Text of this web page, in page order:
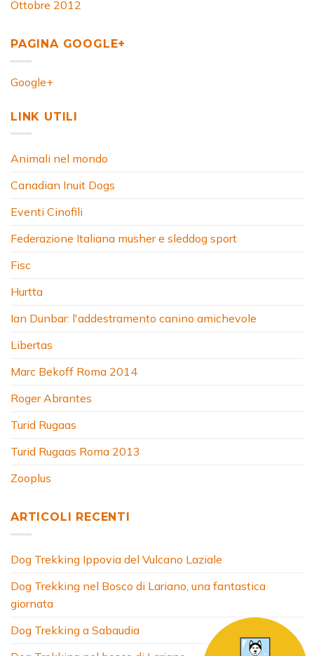
Ottobre 2012
PAGINA GOOGLE+
Google+
LINK UTILI
Animali nel mondo
Canadian Inuit Dogs
Eventi Cinofili
Federazione Italiana musher e sleddog sport
Fisc
Hurtta
Ian Dunbar: l'addestramento canino amichevole
Libertas
Marc Bekoff Roma 2014
Roger Abrantes
Turid Rugaas
Turid Rugaas Roma 2013
Zooplus
ARTICOLI RECENTI
Dog Trekking Ippovia del Vulcano Laziale
Dog Trekking nel Bosco di Lariano, una fantastica
giornata
Dog Trekking a Sabaudia